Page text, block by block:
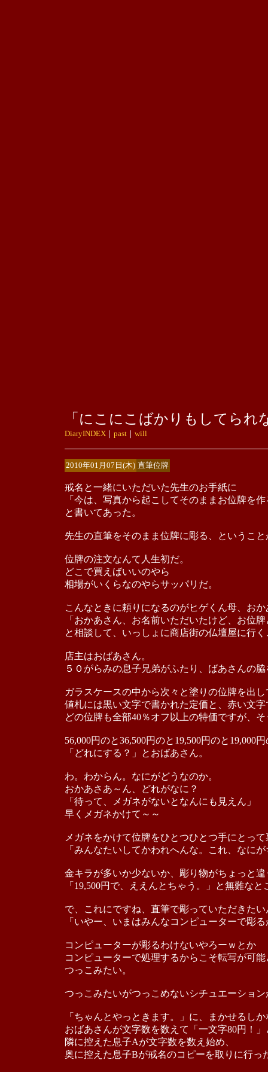
「にこにこばかりもしてられ
DiaryINDEX｜ past｜ will
2010年01月07日(木) 直筆位牌
戒名と一緒にいただいた先生のお手紙に
「今は、写真から起こしてそのままお位牌を
と書いてあった。
先生の直筆をそのまま位牌に彫る、ということ
位牌の注文なんて人生初だ。
どこで買えばいいのやら
相場がいくらなのやらサッパリだ。
こんなときに頼りになるのがヒゲくん母、お
「おかあさん、お名前いただいたけど、お位
と相談して、いっしょに商店街の仏壇屋に行
店主はおばあさん。
５０がらみの息子兄弟がふたり、ばあさんの
ガラスケースの中から次々と塗りの位牌を出
値札には黒い文字で書かれた定価と、赤い文
どの位牌も全部40％オフ以上の特価ですが、
56,000円のと36,500円のと19,500円のと19,000
「どれにする？」とおばあさん。
わ。わからん。なにがどうなのか。
おかあさあ～ん、どれがなに？
「待って、メガネがないとなんにも見えん」
早くメガネかけて～～
メガネをかけて位牌をひとつひとつ手にとっ
「みんなたいしてかわれへんな。これ、なに
金キラが多いか少ないか、彫り物がちょっと
「19,500円で、ええんとちゃう。」と無難な
で、これにですね、直筆で彫っていただきた
「いやー、いまはみんなコンピューターで彫
コンピューターが彫るわけないやろーｗとか
コンピューターで処理するからこそ転写が可
つっこみたい。
つっこみたいがつっこめないシチュエーショ
「ちゃんとやっときます。」に、まかせるし
おばあさんが文字数を数えて「一文字80円！
隣に控えた息子Aが文字数を数え始め、
奥に控えた息子Bが戒名のコピーを取りに行っ